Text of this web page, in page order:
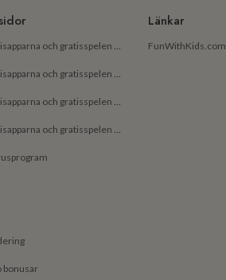
De bästa gratisapparna och gratisspelen på Android för små barn
De bästa gratisapparna och gratisspelen på Android för barn
De bästa gratisapparna och gratisspelen på iPhone för små barn
De bästa gratisapparna och gratisspelen på iPhone för barn
bonusar
Länkar
FunWithKids.com